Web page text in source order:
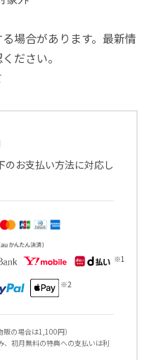
場合があります。最新情
ださい。
のお支払い方法に対応し
の場合は1,100円）
初月無料の特典への支払いは利